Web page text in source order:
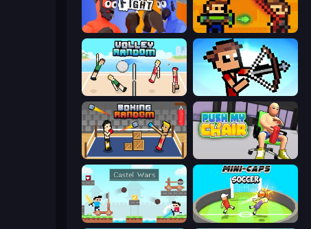
Ragdoll Fight Castle Wars: Modern
Volley Random Stick Archers Battle
Boxing Random Push My Chair
Castle Wars Mini-Caps: Soccer